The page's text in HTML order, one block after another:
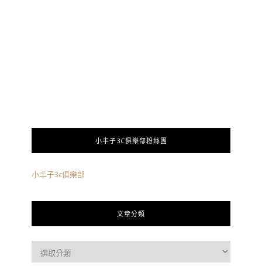
小丰子3C俱樂部粉絲團
小丰子3c俱樂部
文章分類